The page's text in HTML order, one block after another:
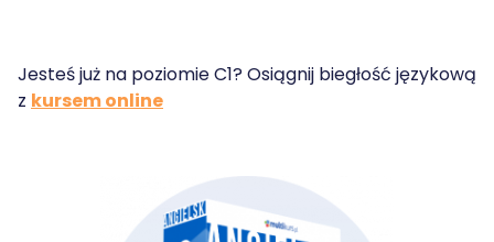
Jesteś już na poziomie C1? Osiągnij biegłość językową
z kursem online